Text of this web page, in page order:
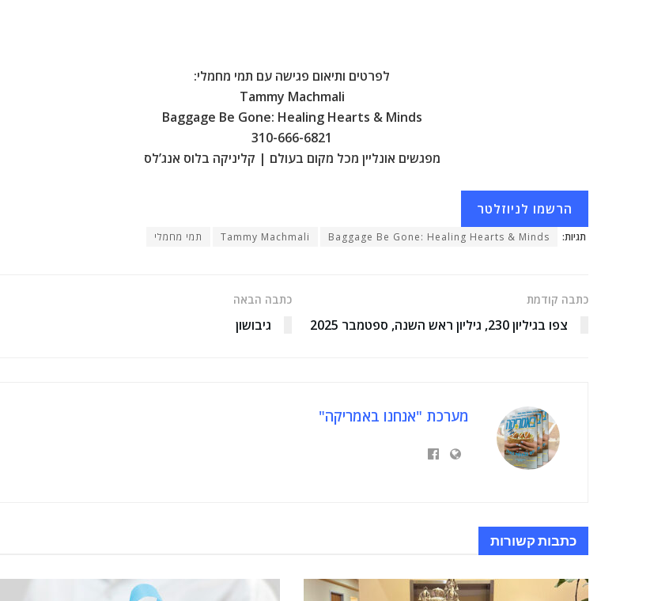
לפרטים ותיאום פגישה עם תמי מחמלי:
Tammy Machmali
Baggage Be Gone: Healing Hearts & Minds
310-666-6821
מפגשים אונליין מכל מקום בעולם | קליניקה בלוס אנג’לס
הרשמו לניוזלטר
תגיות: Baggage Be Gone: Healing Hearts & Minds תמי מחמלי
כתבה קודמת
צפו בגיליון 230, גיליון ראש השנה, ספטמבר 2025
כתבה הבאה
גיבושון
מערכת "אנחנו באמריקה"
כתבותקשורות